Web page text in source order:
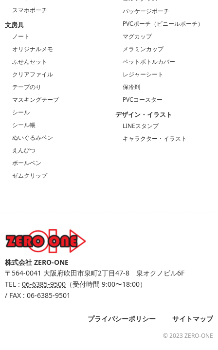
スマホポーチ
文房具
ノート
オリジナルメモ
ふせんセット
クリアファイル
テープのり
マスキングテープ
シール
シール帳
ぬいぐるみペン
えんぴつ
ボールペン
ゼムクリップ
パッケージポーチ
PVCポーチ（ビニールポーチ）
マグカップ
メラミンカップ
ペットボトルカバー
レジャーシート
保冷剤
PVCコースター
デザイン・イラスト
LINEスタンプ
キャラクター・イラスト
株式会社 ZERO-ONE
〒564-0041 大阪府吹田市泉町2丁目47-8 泉オクノビル6F
TEL : 06-6385-9500 （受付時間 9:00〜18:00）
/ FAX : 06-6385-9501
プライバシーポリシー サイトマップ
© 2023 ZERO-ONE